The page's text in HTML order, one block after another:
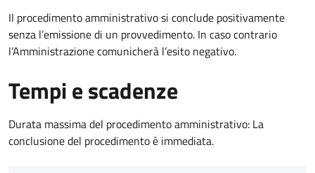
Il procedimento amministrativo si conclude positivamente
senza l’emissione di un provvedimento. In caso contrario
l’Amministrazione comunicherà l’esito negativo.
Tempi e scadenze
Durata massima del procedimento amministrativo: La
conclusione del procedimento è immediata.